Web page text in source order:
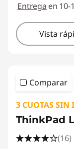
Entrega en 10-
Vista
Comparar
3 CUOTAS SIN
ThinkPad
(16)